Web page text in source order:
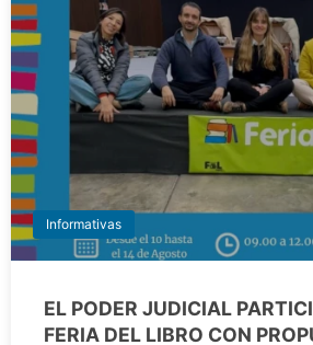
Informativas
EL PODER JUDICIAL
FERIA DEL LIBRO CON